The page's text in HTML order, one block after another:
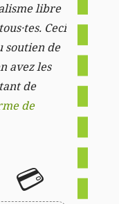
libre
Ceci
soutien de
avez les
de
de
💳